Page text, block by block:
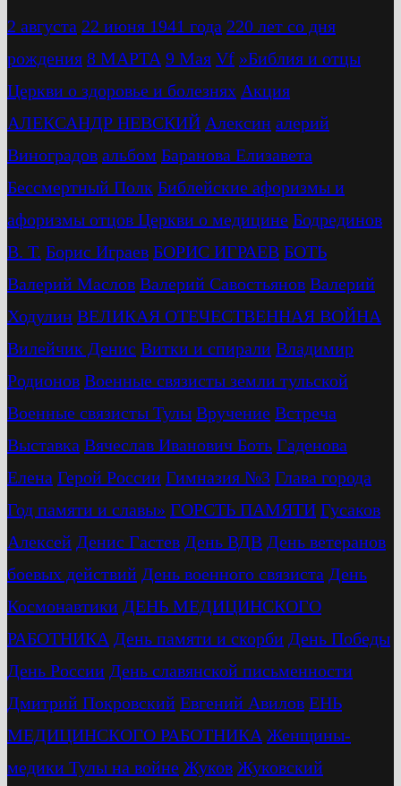
2 августа 22 июня 1941 года 220 лет со дня
рождения 8 МАРТА 9 Мая Vf »Библия и отцы
Церкви о здоровье и болезнях Акция
АЛЕКСАНДР НЕВСКИЙ Алексин алерий
Виноградов альбом Баранова Елизавета
Бессмертный Полк Библейские афоризмы и
афоризмы отцов Церкви о медицине Бодрединов
В. Т. Бориc Играев БОРИС ИГРАЕВ БОТЬ
Валерий Маслов Валерий Савостьянов Валерий
Ходулин ВЕЛИКАЯ ОТЕЧЕСТВЕННАЯ ВОЙНА
Вилейчик Денис Витки и спирали Владимир
Родионов Военные связисты земли тульской
Военные связисты Тулы Вручение Встреча
Выставка Вячеслав Иванович Боть Гаденова
Елена Герой России Гимназия №3 Глава города
Год памяти и славы» ГОРСТЬ ПАМЯТИ Гусаков
Алексей Денис Гастев День ВДВ День ветеранов
боевых действий День военного связиста День
Космонавтики ДЕНЬ МЕДИЦИНСКОГО
РАБОТНИКА День памяти и скорби День Победы
День России День славянской письменности
Дмитрий Покровский Евгений Авилов ЕНЬ
МЕДИЦИНСКОГО РАБОТНИКА Женщины-
медики Тулы на войне Жуков Жуковский